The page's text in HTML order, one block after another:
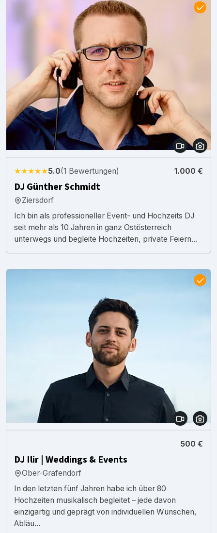
★★★★★5.0(1 Bewertungen) 1.000 €
DJ Günther Schmidt
Ziersdorf
Ich bin als professioneller Event- und Hochzeits DJ
seit mehr als 10 Jahren in ganz Ostösterreich
unterwegs und begleite Hochzeiten, private Feiern...
500 €
DJ Ilir | Weddings & Events
Ober-Grafendorf
In den letzten fünf Jahren habe ich über 80
Hochzeiten musikalisch begleitet – jede davon
einzigartig und geprägt von individuellen Wünschen,
Abläu...